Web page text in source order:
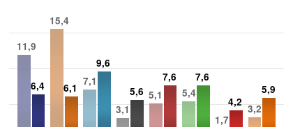
11,9
15,4
7,1
3,1
5,1 5,4
1,7
3,2
6,4 6,1
9,6
5,6
7,6
7,6
4,2
5,9